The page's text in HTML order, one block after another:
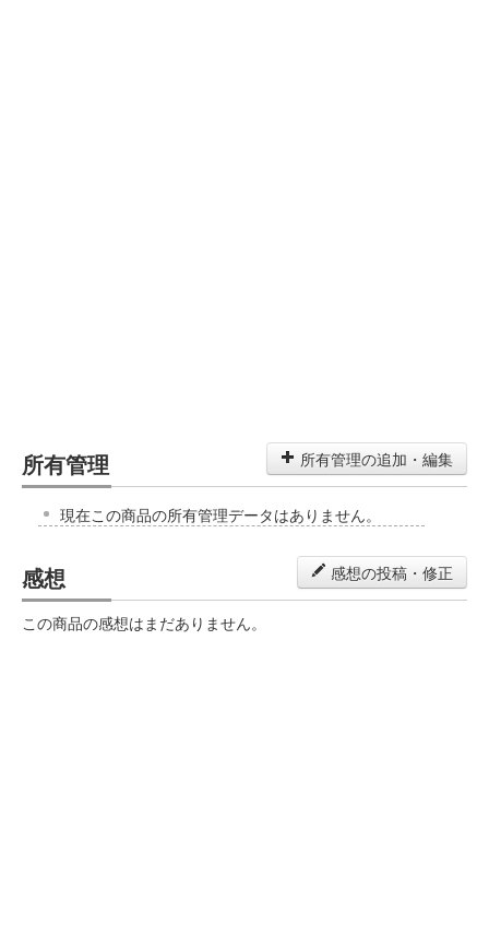
所有管理 所有管理の追加・編集
現在この商品の所有管理データはありません。
感想 感想の投稿・修正
この商品の感想はまだありません。